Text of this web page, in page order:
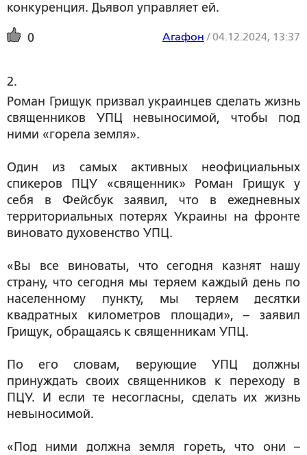
конкуренция. Дьявол управляет ей.
0 Агафон /04.12.2024, 13:37
2.
Роман Грищук призвал украинцев сделать жизнь
священников УПЦ невыносимой, чтобы под
ними «горела земля».
Один из самых активных неофициальных
спикеров ПЦУ «священник» Роман Грищук у
себя в Фейсбук заявил, что в ежедневных
территориальных потерях Украины на фронте
виновато духовенство УПЦ.
«Вы все виноваты, что сегодня казнят нашу
страну, что сегодня мы теряем каждый день по
населенному пункту, мы теряем десятки
квадратных километров площади», – заявил
Грищук, обращаясь к священникам УПЦ.
По его словам, верующие УПЦ должны
принуждать своих священников к переходу в
ПЦУ. И если те несогласны, сделать их жизнь
невыносимой.
«Под ними должна земля гореть, что они –